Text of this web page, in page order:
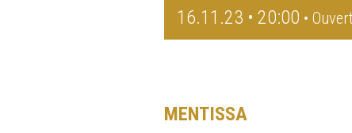
16.11.23 • 20:00 •
MENTISSA